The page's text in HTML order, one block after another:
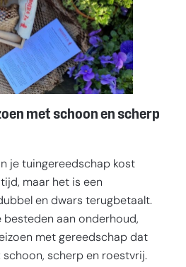
met schoon en scherp
je tuingereedschap kost
maar het is een
en dwars terugbetaalt.
besteden aan onderhoud,
met gereedschap dat
schoon, scherp en roestvrij.